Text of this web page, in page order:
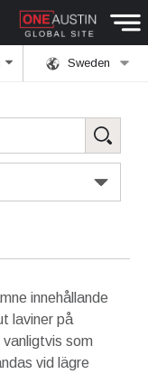
Sweden
innehållande
laviner på
som
vid lägre